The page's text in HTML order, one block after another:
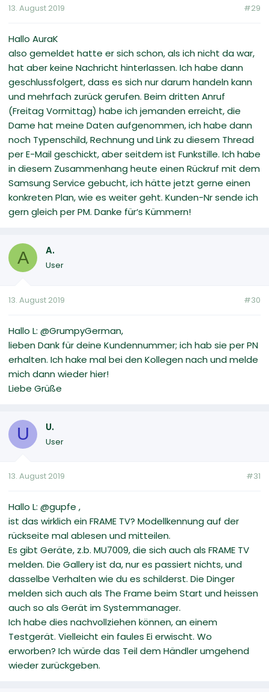
13. August 2019 #29
Hallo AuraK
also gemeldet hatte er sich schon, als ich nicht da war,
hat aber keine Nachricht hinterlassen. Ich habe dann
geschlussfolgert, dass es sich nur darum handeln kann
und mehrfach zurück gerufen. Beim dritten Anruf
(Freitag Vormittag) habe ich jemanden erreicht, die
Dame hat meine Daten aufgenommen, ich habe dann
noch Typenschild, Rechnung und Link zu diesem Thread
per E-Mail geschickt, aber seitdem ist Funkstille. Ich habe
in diesem Zusammenhang heute einen Rückruf mit dem
Samsung Service gebucht, ich hätte jetzt gerne einen
konkreten Plan, wie es weiter geht. Kunden-Nr sende ich
gern gleich per PM. Danke für‘s Kümmern!
A A.
User
13. August 2019 #30
Hallo L: @GrumpyGerman,
lieben Dank für deine Kundennummer; ich hab sie per PN
erhalten. Ich hake mal bei den Kollegen nach und melde
mich dann wieder hier!
Liebe Grüße
U U.
User
13. August 2019 #31
Hallo L: @gupfe ,
ist das wirklich ein FRAME TV? Modellkennung auf der
rückseite mal ablesen und mitteilen.
Es gibt Geräte, z.b. MU7009, die sich auch als FRAME TV
melden. Die Gallery ist da, nur es passiert nichts, und
dasselbe Verhalten wie du es schilderst. Die Dinger
melden sich auch als The Frame beim Start und heissen
auch so als Gerät im Systemmanager.
Ich habe dies nachvollziehen können, an einem
Testgerät. Vielleicht ein faules Ei erwischt. Wo
erworben? Ich würde das Teil dem Händler umgehend
wieder zurückgeben.